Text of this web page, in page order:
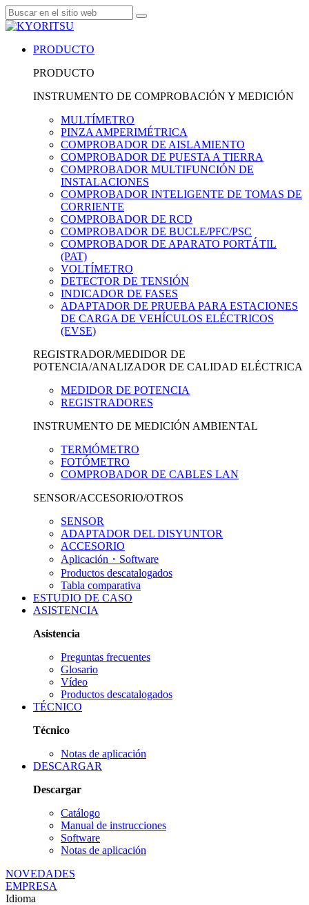
PRODUCTO
PRODUCTO
INSTRUMENTO DE COMPROBACIÓN Y MEDICIÓN
MULTÍMETRO
PINZA AMPERIMÉTRICA
COMPROBADOR DE AISLAMIENTO
COMPROBADOR DE PUESTA A TIERRA
COMPROBADOR MULTIFUNCIÓN DE
INSTALACIONES
COMPROBADOR INTELIGENTE DE TOMAS DE
CORRIENTE
COMPROBADOR DE RCD
COMPROBADOR DE BUCLE/PFC/PSC
COMPROBADOR DE APARATO PORTÁTIL
(PAT)
VOLTÍMETRO
DETECTOR DE TENSIÓN
INDICADOR DE FASES
ADAPTADOR DE PRUEBA PARA ESTACIONES
DE CARGA DE VEHÍCULOS ELÉCTRICOS
(EVSE)
REGISTRADOR/MEDIDOR DE
POTENCIA/ANALIZADOR DE CALIDAD ELÉCTRICA
MEDIDOR DE POTENCIA
REGISTRADORES
INSTRUMENTO DE MEDICIÓN AMBIENTAL
TERMÓMETRO
FOTÓMETRO
COMPROBADOR DE CABLES LAN
SENSOR/ACCESORIO/OTROS
SENSOR
ADAPTADOR DEL DISYUNTOR
ACCESORIO
Aplicación・Software
Productos descatalogados
Tabla comparativa
ESTUDIO DE CASO
ASISTENCIA
Asistencia
Preguntas frecuentes
Glosario
Vídeo
Productos descatalogados
TÉCNICO
Técnico
Notas de aplicación
DESCARGAR
Descargar
Catálogo
Manual de instrucciones
Software
Notas de aplicación
NOVEDADES
EMPRESA
Idioma